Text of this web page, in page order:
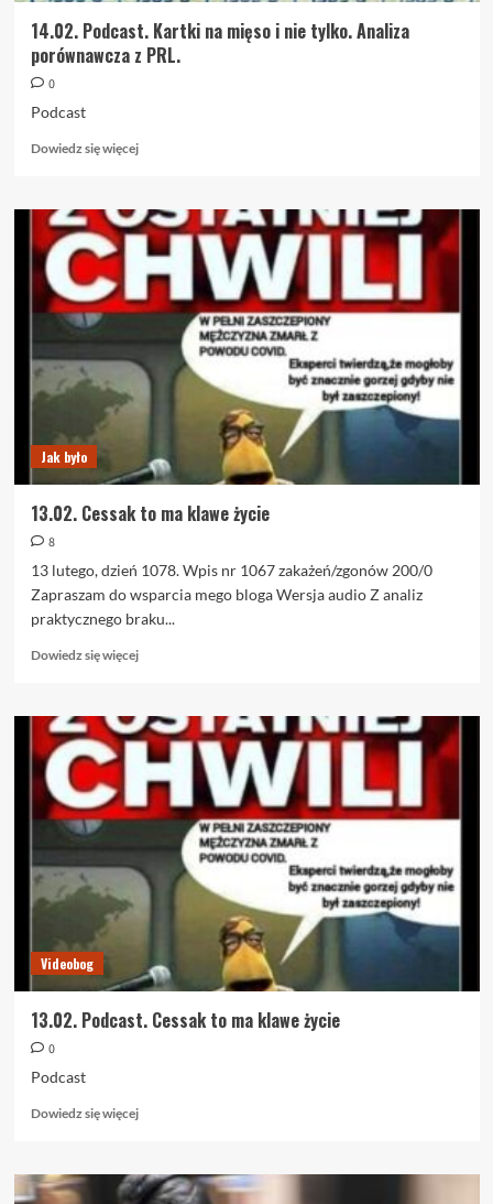
14.02. Podcast. Kartki na mięso i nie tylko. Analiza
porównawcza z PRL.
0
Podcast
Dowiedz się więcejDowiedz
14.02.
Podcast.
Kartki
na
mięso
tylko.
porównawcza
PRL.
Jak było
13.02. Cessak to ma klawe życie
8
13 lutego, dzień 1078. Wpis nr 1067 zakażeń/zgonów 200/0
Zapraszam do wsparcia mego bloga Wersja audio Z analiz
praktycznego braku...
Dowiedz się więcejDowiedz
13.02.
Cessak
to
ma
klawe
Videobog
13.02. Podcast. Cessak to ma klawe życie
0
Podcast
Dowiedz się więcejDowiedz
o
13.02.